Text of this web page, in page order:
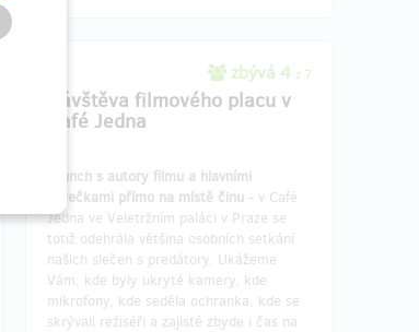
zbývá 4 z 7
Návštěva filmového placu v
Café Jedna
Brunch s autory filmu a hlavními
herečkami přímo na místě činu - v Café
Jedna ve Veletržním paláci v Praze se
totiž odehrála většina osobních setkání
našich slečen s predátory. Ukážeme
Vám, kde byly ukryté kamery, kde
mikrofony, kde seděla ochranka, kde se
skrývali režiséři a zajisté zbyde i čas na